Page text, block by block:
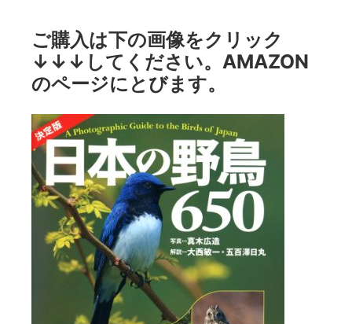
ご購入は下の画像をクリック
↓↓↓してください。AMAZON
のページにとびます。